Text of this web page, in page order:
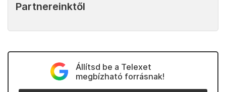
Partnereinktől
Állítsd be a Telexet
megbízható forrásnak!